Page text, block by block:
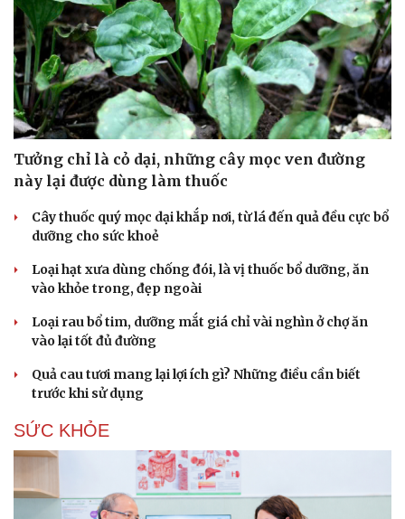
Cải chính
Tưởng chỉ là cỏ dại, những cây mọc ven đường
này lại được dùng làm thuốc
Cây thuốc quý mọc dại khắp nơi, từ lá đến quả đều cực bổ
dưỡng cho sức khoẻ
Loại hạt xưa dùng chống đói, là vị thuốc bổ dưỡng, ăn
vào khỏe trong, đẹp ngoài
Loại rau bổ tim, dưỡng mắt giá chỉ vài nghìn ở chợ ăn
vào lại tốt đủ đường
Quả cau tươi mang lại lợi ích gì? Những điều cần biết
trước khi sử dụng
SỨC KHỎE